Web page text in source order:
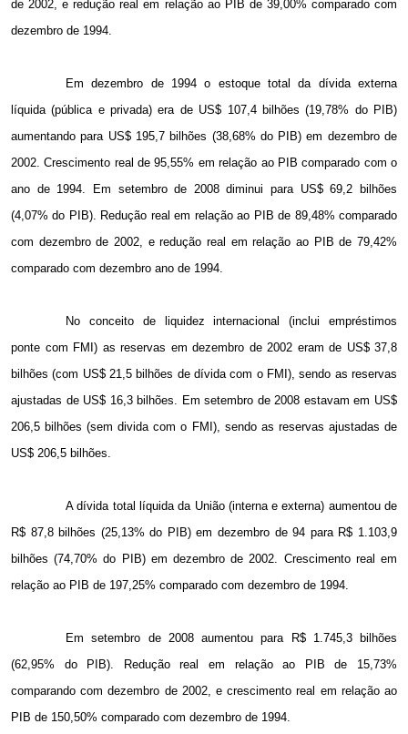
de 2002, e redução real em relação ao PIB de 39,00% comparado com
dezembro de 1994.
Em dezembro de 1994 o estoque total da dívida externa
líquida (pública e privada) era de US$ 107,4 bilhões (19,78% do PIB)
aumentando para US$ 195,7 bilhões (38,68% do PIB) em dezembro de
2002. Crescimento real de 95,55% em relação ao PIB comparado com o
ano de 1994. Em setembro de 2008 diminui para US$ 69,2 bilhões
(4,07% do PIB). Redução real em relação ao PIB de 89,48% comparado
com dezembro de 2002, e redução real em relação ao PIB de 79,42%
comparado com dezembro ano de 1994.
No conceito de liquidez internacional (inclui empréstimos
ponte com FMI) as reservas em dezembro de 2002 eram de US$ 37,8
bilhões (com US$ 21,5 bilhões de dívida com o FMI), sendo as reservas
ajustadas de US$ 16,3 bilhões. Em setembro de 2008 estavam em US$
206,5 bilhões (sem divida com o FMI), sendo as reservas ajustadas de
US$ 206,5 bilhões.
A dívida total líquida da União (interna e externa) aumentou de
R$ 87,8 bilhões (25,13% do PIB) em dezembro de 94 para R$ 1.103,9
bilhões (74,70% do PIB) em dezembro de 2002. Crescimento real em
relação ao PIB de 197,25% comparado com dezembro de 1994.
Em setembro de 2008 aumentou para R$ 1.745,3 bilhões
(62,95% do PIB). Redução real em relação ao PIB de 15,73%
comparando com dezembro de 2002, e crescimento real em relação ao
PIB de 150,50% comparado com dezembro de 1994.